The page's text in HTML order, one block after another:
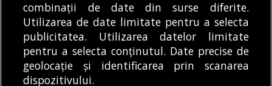
© Copyright 2025 - Buletin de București.
Găzduit dePresslabs.com. Powered by TRS Design.
Despre
Noi
Media
Kit
Politică De
Confidențialitate
Cookie
Policy (EU)
Cookie
Policy
combinații de date din surse diferite.
Utilizarea de date limitate pentru a selecta
publicitatea. Utilizarea datelor limitate
pentru a selecta conținutul. Date precise de
geolocație și identificarea prin scanarea
dispozitivului.